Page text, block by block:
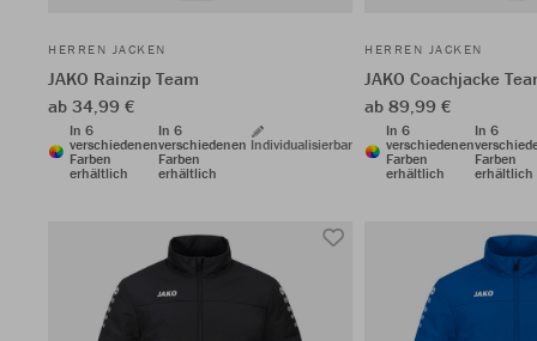
HERREN JACKEN
JAKO Rainzip Team
ab 34,99 €
In 6
verschiedenen
Farben
erhältlich
In 6
verschiedenen
Farben
erhältlich
Individualisierbar
HERREN JACKEN
JAKO Coachjacke
ab 89,99 €
In 6
verschiedenen
Farben
erhältlich
In 6
Farben
erhältlich